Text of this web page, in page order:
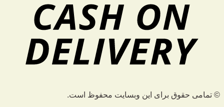
© تمامی حقوق برای این وبسایت محفوظ است.